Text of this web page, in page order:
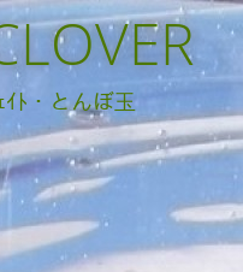
ｲﾄ・とんぼ玉